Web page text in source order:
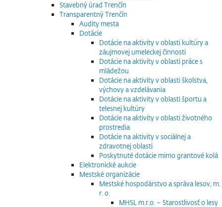
Stavebný úrad Trenčín
Transparentný Trenčín
Audity mesta
Dotácie
Dotácie na aktivity v oblasti kultúry a
záujmovej umeleckej činnosti
Dotácie na aktivity v oblasti práce s
mládežou
Dotácie na aktivity v oblasti školstva,
výchovy a vzdelávania
Dotácie na aktivity v oblasti športu a
telesnej kultúry
Dotácie na aktivity v oblasti životného
prostredia
Dotácie na aktivity v sociálnej a
zdravotnej oblasti
Poskytnuté dotácie mimo grantové kolá
Elektronické aukcie
Mestské organizácie
Mestské hospodárstvo a správa lesov, m.
r. o.
MHSL m.r.o. – Starostlivosť o lesy